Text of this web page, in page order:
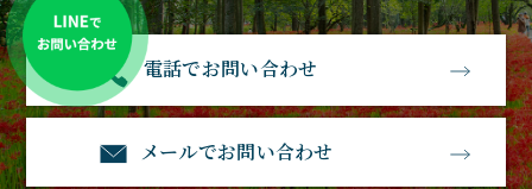
電話でお問い合わせ
メールでお問い合わせ